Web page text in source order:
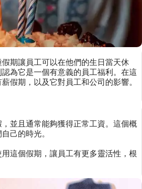
期讓員工可以在他們的生日當天休
為它是一個有意義的員工福利。在這
假期，以及它對員工和公司的影響。
並且通常能夠獲得正常工資。這個概
己的時光。
這個假期，讓員工有更多靈活性，根